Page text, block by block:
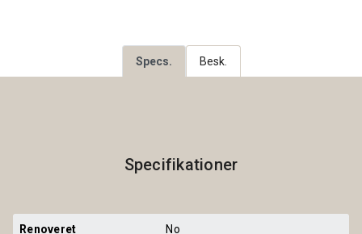
Specs. Besk.
Specifikationer
Renoveret No